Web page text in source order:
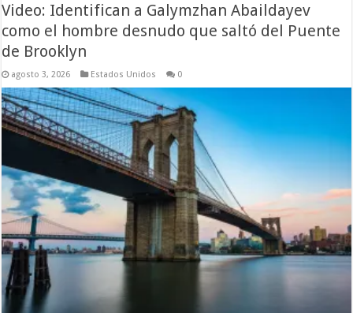
Video: Identifican a Galymzhan Abaildayev
como el hombre desnudo que saltó del Puente
de Brooklyn
agosto 3, 2026 Estados Unidos 0